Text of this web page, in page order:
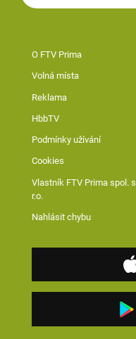
O FTV Prima
Volná místa
Reklama
HbbTV
Podmínky užívání
Cookies
Vlastník FTV Prima spol. s
r.o.
Nahlásit chybu